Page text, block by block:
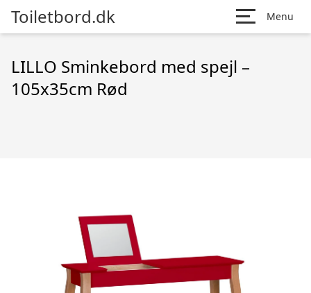
Toiletbord.dk Menu
LILLO Sminkebord med spejl –
105x35cm Rød